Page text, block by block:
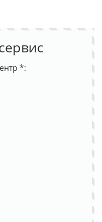
*: